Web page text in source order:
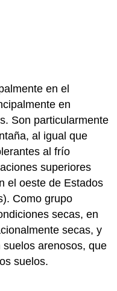
en el
en
Son particularmente
al igual que
al frío
superiores
el oeste de Estados
Como grupo
secas, en
secas, y
suelos arenosos, que
suelos.